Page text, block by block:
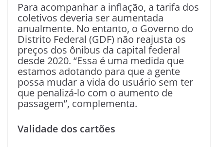
Para acompanhar a inflação, a tarifa dos
coletivos deveria ser aumentada
anualmente. No entanto, o Governo do
Distrito Federal (GDF) não reajusta os
preços dos ônibus da capital federal
desde 2020. “Essa é uma medida que
estamos adotando para que a gente
possa mudar a vida do usuário sem ter
que penalizá-lo com o aumento de
passagem”, complementa.
Validade dos cartões